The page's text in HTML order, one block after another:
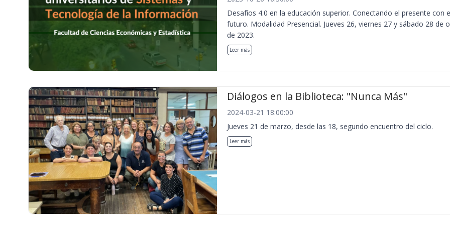
Desafíos 4.0 en la educación superior. Conectando el presente con
futuro. Modalidad Presencial. Jueves 26, viernes 27 y sábado 28 de
de 2023.
Leer más
Diálogos en la Biblioteca: "Nunca Más"
2024-03-21 18:00:00
Jueves 21 de marzo, desde las 18, segundo encuentro del ciclo.
Leer más